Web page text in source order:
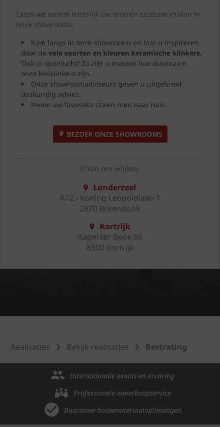
Laten we samen letterlijk uw dromen tastbaar maken in
onze showrooms.
Kom langs in onze showrooms en laat u inspireren
door de vele soorten en kleuren keramische klinkers.
Ook in openlucht! Zo ziet u meteen hoe duurzaam
onze kleiklinkers zijn.
Onze showroomadviseurs geven u uitgebreid
deskundig advies.
Neem uw favoriete stalen mee naar huis.
BEZOEK ONZE SHOWROOMS
U kan ons vinden:
Londerzeel
A12 - Koning Leopoldlaan 1
2870 Breendonk
Kortrijk
Kapel ter Bede 88
8500 Kortrijk
Realisaties Bekijk realisaties Bestrating
Internationale kennis en ervaring
Professionele naverkoopservice
Duurzame bouwmateriaaloplossingen